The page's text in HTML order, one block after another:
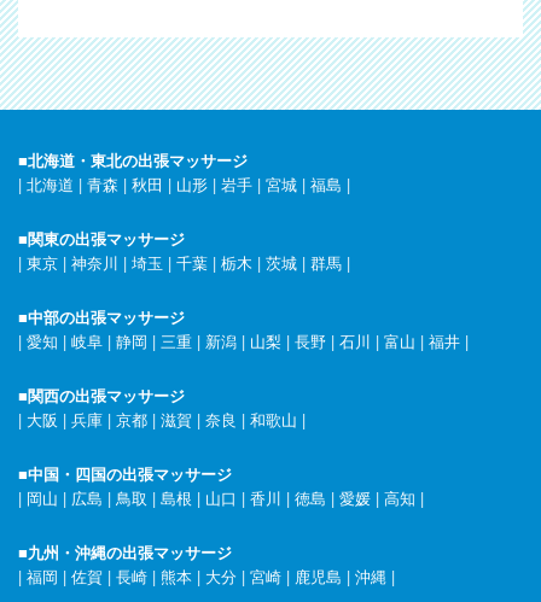
■北海道・東北の出張マッサージ
| 北海道 | 青森 | 秋田 | 山形 | 岩手 | 宮城 | 福島 |
■関東の出張マッサージ
| 東京 | 神奈川 | 埼玉 | 千葉 | 栃木 | 茨城 | 群馬 |
■中部の出張マッサージ
| 愛知 | 岐阜 | 静岡 | 三重 | 新潟 | 山梨 | 長野 | 石川 | 富山 | 福井 |
■関西の出張マッサージ
| 大阪 | 兵庫 | 京都 | 滋賀 | 奈良 | 和歌山 |
■中国・四国の出張マッサージ
| 岡山 | 広島 | 鳥取 | 島根 | 山口 | 香川 | 徳島 | 愛媛 | 高知 |
■九州・沖縄の出張マッサージ
| 福岡 | 佐賀 | 長崎 | 熊本 | 大分 | 宮崎 | 鹿児島 | 沖縄 |